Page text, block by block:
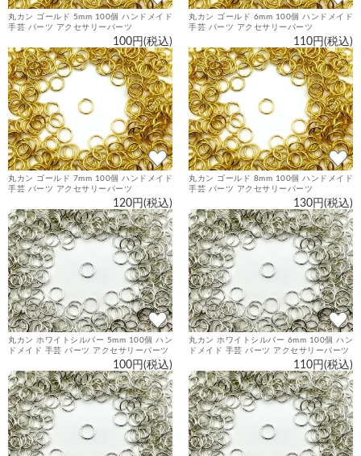
丸カン ゴールド 5mm 100個 ハンドメイド
手芸 パーツ アクセサリーパーツ
100円(税込)
丸カン ゴールド 6mm 100個 ハンドメイド
手芸 パーツ アクセサリーパーツ
110円(税込)
丸カン ゴールド 7mm 100個 ハンドメイド
手芸 パーツ アクセサリーパーツ
120円(税込)
丸カン ゴールド 8mm 100個 ハンドメイド
手芸 パーツ アクセサリーパーツ
130円(税込)
丸カン ホワイトシルバー 5mm 100個 ハン
ドメイド 手芸 パーツ アクセサリーパーツ
100円(税込)
丸カン ホワイトシルバー 6mm 100個 ハン
ドメイド 手芸 パーツ アクセサリーパーツ
110円(税込)